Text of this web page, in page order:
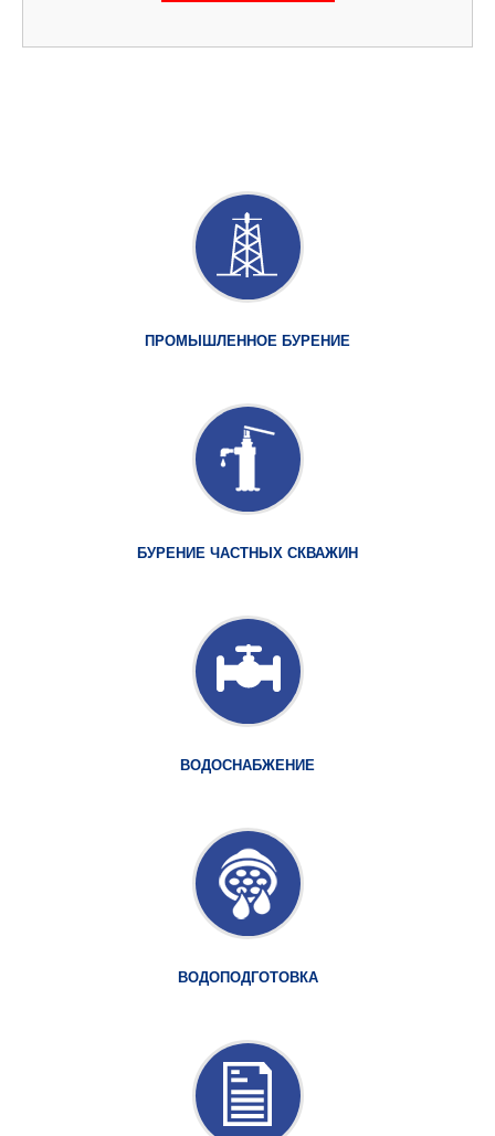
ПРОМЫШЛЕННОЕ БУРЕНИЕ
БУРЕНИЕ ЧАСТНЫХ СКВАЖИН
ВОДОСНАБЖЕНИЕ
ВОДОПОДГОТОВКА